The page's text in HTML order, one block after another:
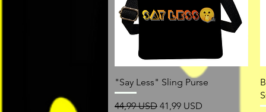
Vista rapida
"Say Less" Sling Purse
Prezzo regolare
44,99 USD Prezzo scontato
41,99 USD